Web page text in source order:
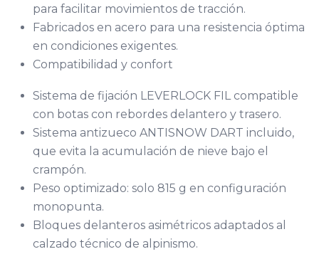
para facilitar movimientos de tracción.
Fabricados en acero para una resistencia óptima
en condiciones exigentes.
Compatibilidad y confort
Sistema de fijación LEVERLOCK FIL compatible
con botas con rebordes delantero y trasero.
Sistema antizueco ANTISNOW DART incluido,
que evita la acumulación de nieve bajo el
crampón.
Peso optimizado: solo 815 g en configuración
monopunta.
Bloques delanteros asimétricos adaptados al
calzado técnico de alpinismo.